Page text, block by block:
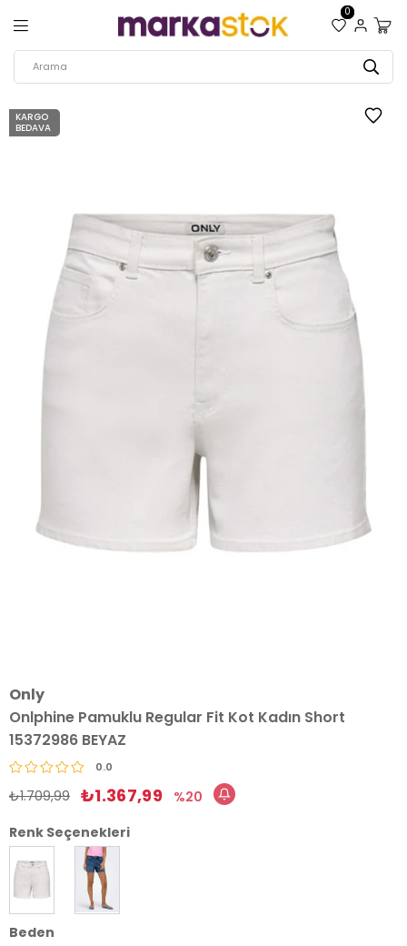
0
KARGO
BEDAVA
Only
Onlphine Pamuklu Regular Fit Kot Kadın Short
15372986 BEYAZ
0.0
₺1.709,99 ₺1.367,99
20
Renk Seçenekleri
Beden